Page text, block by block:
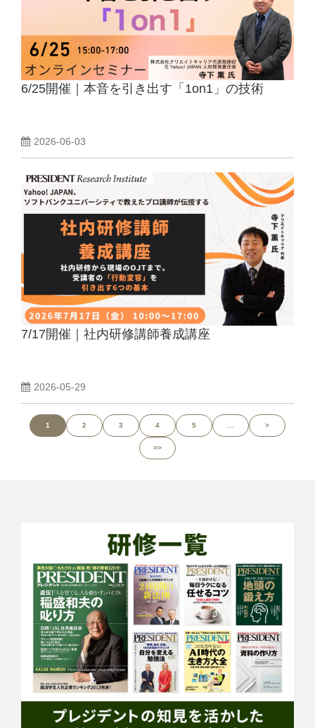
6/25開催｜本音を引き出す「1on1」の技術
2026-06-03
7/17開催｜社内研修講師養成講座
2026-05-29
1 2 3 4 5 >
>>